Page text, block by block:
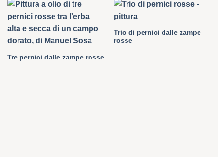
Tre pernici dalle zampe rosse
Trio di pernici dalle zampe
rosse